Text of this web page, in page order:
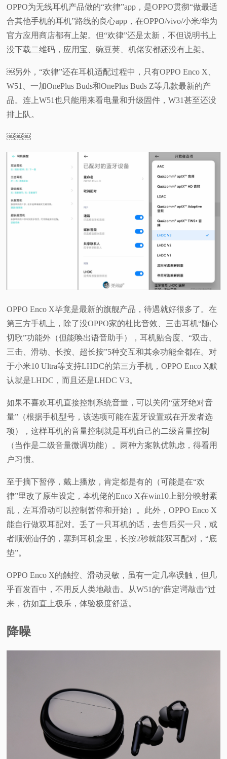
OPPO为无线耳机产品做的“欢律”app，是OPPO贯彻“做最适
合其他手机的耳机”路线的良心app，在OPPO/vivo/小米/华为
官方应用商店都有上架。但“欢律”还是太新，不但说明书上
没下载二维码，应用宝、豌豆荚、机佬安都还没有上架。
￼另外，“欢律”还在耳机适配过程中，只有OPPO Enco X、
W51、一加OnePlus Buds和OnePlus Buds Z等几款最新的产
品。连上W51也只能用来看电量和升级固件，W31甚至还没
排上队。
￼￼￼
OPPO Enco X毕竟是最新的旗舰产品，待遇就好很多了。在
第三方手机上，除了没OPPO家的杜比音效、三击耳机“随心
切歌”功能外（但能唤出语音助手），耳机贴合度、“双击、
三击、滑动、长按、超长按”5种交互和其余功能全都在。对
于小米10 Ultra等支持LHDC的第三方手机，OPPO Enco X默
认就是LHDC，而且还是LHDC V3。
如果不喜欢耳机直接控制系统音量，可以关闭“蓝牙绝对音
量”（根据手机型号，该选项可能在蓝牙设置或在开发者选
项），这样耳机的音量控制就是耳机自己的二级音量控制
（当作是二级音量微调功能）。两种方案孰优孰虑，得看用
户习惯。
至于摘下暂停，戴上播放，肯定都是有的（可能是在“欢
律”里改了原生设定，本机佬的Enco X在win10上部分映射紊
乱，左耳滑动可以控制暂停和开始）。此外，OPPO Enco X
能自行做双耳配对。丢了一只耳机的话，去售后买一只，或
者顺潮汕仔的，塞到耳机盒里，长按2秒就能双耳配对，“底
垫”。
OPPO Enco X的触控、滑动灵敏，虽有一定几率误触，但几
乎百发百中，不用反人类地敲击。从W51的“薛定谔敲击”过
来，彷如直上极乐，体验极度舒适。
降噪